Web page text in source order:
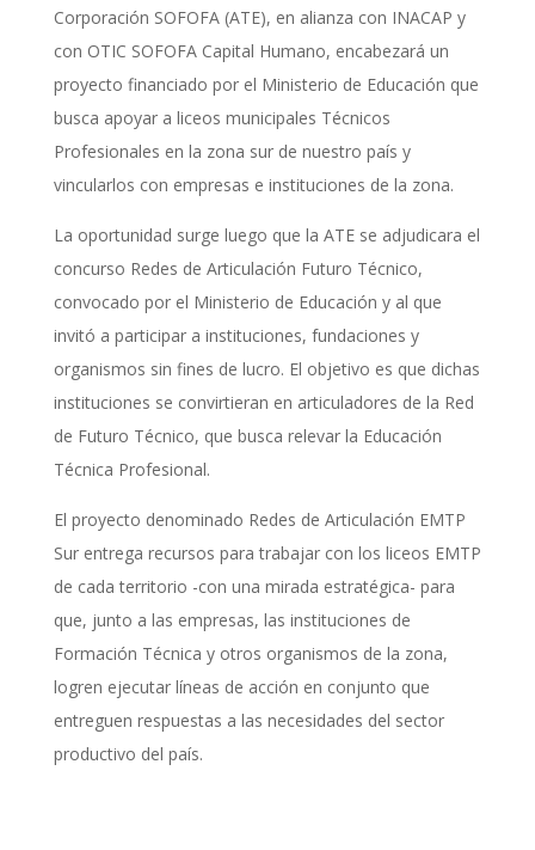
Corporación SOFOFA (ATE), en alianza con INACAP y
con OTIC SOFOFA Capital Humano, encabezará un
proyecto financiado por el Ministerio de Educación que
busca apoyar a liceos municipales Técnicos
Profesionales en la zona sur de nuestro país y
vincularlos con empresas e instituciones de la zona.
La oportunidad surge luego que la ATE se adjudicara el
concurso Redes de Articulación Futuro Técnico,
convocado por el Ministerio de Educación y al que
invitó a participar a instituciones, fundaciones y
organismos sin fines de lucro. El objetivo es que dichas
instituciones se convirtieran en articuladores de la Red
de Futuro Técnico, que busca relevar la Educación
Técnica Profesional.
El proyecto denominado Redes de Articulación EMTP
Sur entrega recursos para trabajar con los liceos EMTP
de cada territorio -con una mirada estratégica- para
que, junto a las empresas, las instituciones de
Formación Técnica y otros organismos de la zona,
logren ejecutar líneas de acción en conjunto que
entreguen respuestas a las necesidades del sector
productivo del país.